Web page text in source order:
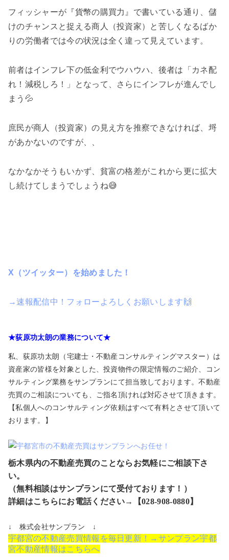
フィッシャーが『貨幣の購買力』で書いている通り、儲
けのチャンスと捉える商人（投資家）と苦しくなるばか
りの労働者では今の状況は全く違って見えています。
前者はインフレ下の低金利でウハウハ、後者は「カネ配
れ！減税しろ！」となって、さらにインフレが進んでし
まう💦
庶民が商人（投資家）の見え方を推察できなければ、埒
があかないのですが、、
なかなかそうもいかず、貧富の格差がこれから更に拡大
し続けてしまうでしょうね😅
X（ツイッター）を始めました！
→速報配信中！フォローよろしくお願いします🙌
★荻原功太朗の業務について★
私、荻原功太朗（宅建士・不動産コンサルティングマスター）は
資産家の皆様を対象とした、投資物件の限定情報のご紹介、コン
サルティング業務をサンプランにて担当致しております。不動産
売買のご相談についても、ご指名頂ければ対応させて頂きます。
【私個人へのコンサルティング依頼はすべて有料とさせて頂いて
おります。】
栃木県内の不動産売買のことならお気軽にご相談下さ
い。
（無料相談はサンプランにて受付ております！）
詳細はこちらにお電話ください→【028-908-0880】
↓ 株式会社サンプラン ↓
宇都宮の不動産売買情報を毎日更新！→サンプラン宇都
宮不動産情報はこちらへ